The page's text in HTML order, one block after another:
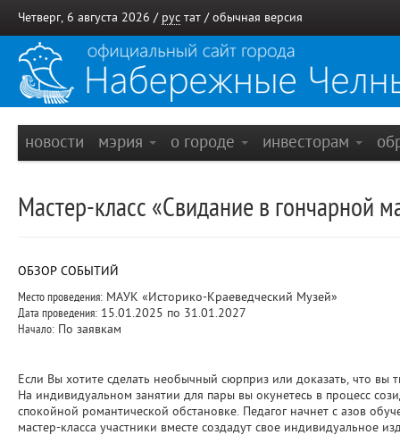
Четверг, 6 августа 2026 / рус тат / обычная версия
новости мэрия о городе инвесторам
Мастер-класс «Свидание в гончарной
ОБЗОР СОБЫТИЙ
Место проведения: МАУК «Историко-Краеведческий Музей»
Дата проведения: 15.01.2025 по 31.01.2027
Начало: По заявкам
Если Вы хотите сделать необычный сюрприз или доказать, что вы
На индивидуальном занятии для пары вы окунетесь в процесс
спокойной романтической обстановке. Педагог начнет с азов
мастер-класса участники вместе создадут свое индивидуальное